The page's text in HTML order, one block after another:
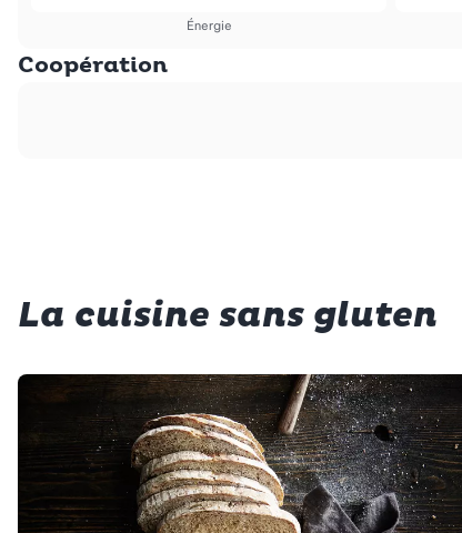
Énergie
Coopération
La cuisine sans gluten